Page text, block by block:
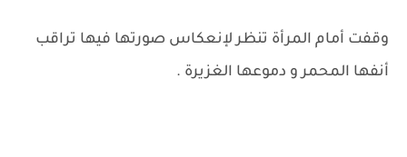
وقفت أمام المرأة تنظر لإنعكاس صورتها فيها تراقب
أنفها المحمر و دموعها الغزيرة .